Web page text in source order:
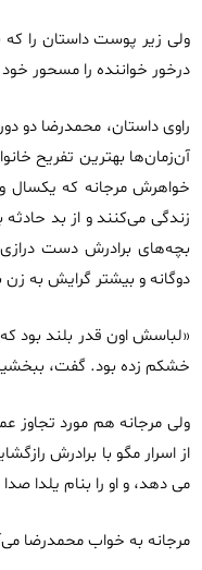
ولی زیر پوست داستان را
در‌خور خواننده را مسحور
راوی داستان، محمدرضا دو
آن‌زمان‌ها بهترین تفریح
خواهرش مرجانه که یکسال
زندگی می‌کنند و از بد
بچه‌های برادرش دست
دوگانه و بیشتر گرایش به
«لباسش اون قدر بلند بود
خشکم زده بود. گفت،
ولی مرجانه هم مورد تجاوز
از اسرار مگو با برادرش
می دهد، و او را بنام یلدا
مرجانه به خواب محمد‌رضا